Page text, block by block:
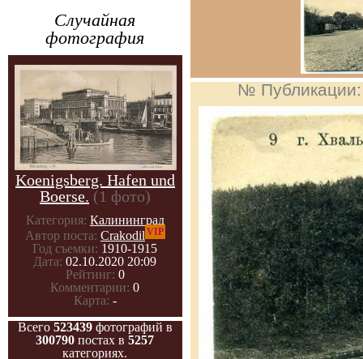
Случайная
фотография
Koenigsberg. Hafen und
Boerse. (1 фото)
Категория: Калининград
Автор поста: Crakodil VIP
Год съемки: 1910-1915
Дата: 02.10.2020 20:09
Рейтинг: 0
Комментарии: 0
Карта: -
Всего 523439 фотографий в
300790 постах в5257
категориях.
№